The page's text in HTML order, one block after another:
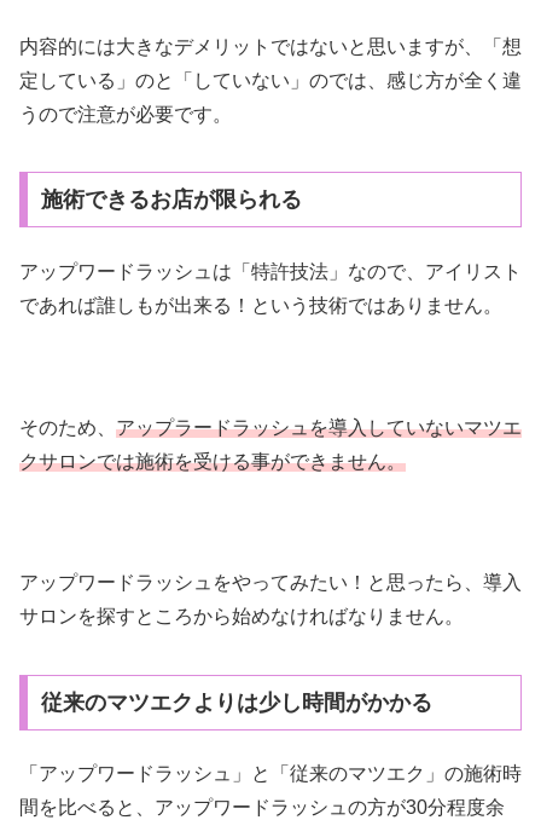
内容的には大きなデメリットではないと思いますが、「想
定している」のと「していない」のでは、感じ方が全く違
うので注意が必要です。
施術できるお店が限られる
アップワードラッシュは「特許技法」なので、アイリスト
であれば誰しもが出来る！という技術ではありません。
そのため、 アップラードラッシュを導入していないマツエ
クサロンでは施術を受ける事ができません。
アップワードラッシュをやってみたい！と思ったら、導入
サロンを探すところから始めなければなりません。
従来のマツエクよりは少し時間がかかる
「アップワードラッシュ」と「従来のマツエク」の施術時
間を比べると、アップワードラッシュの方が30分程度余